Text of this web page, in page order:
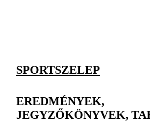
SPORTSZELEP
EREDMÉNYEK,
JEGYZŐKÖNYVEK,